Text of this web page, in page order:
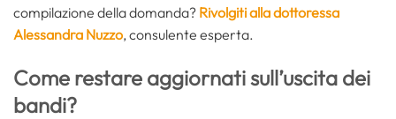
compilazione della domanda? Rivolgiti alla dottoressa
Alessandra Nuzzo, consulente esperta.
Come restare aggiornati sull’uscita dei
bandi?